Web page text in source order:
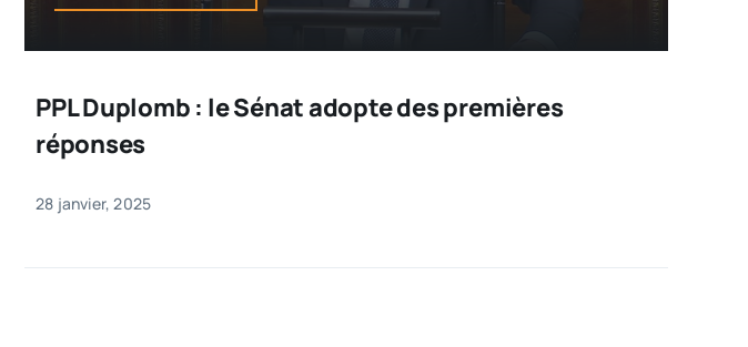
PPL Duplomb : le Sénat adopte des premières
réponses
28 janvier, 2025